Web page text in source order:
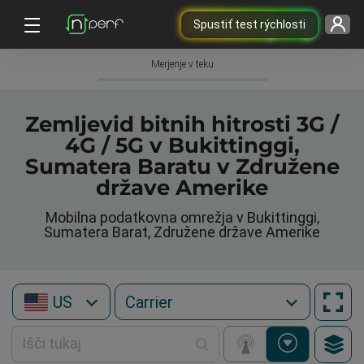
Spustiť test rýchlosti
Merjenje v teku
Zemljevid bitnih hitrosti 3G /
4G / 5G v Bukittinggi,
Sumatera Baratu v Združene
države Amerike
Mobilna podatkovna omrežja v Bukittinggi,
Sumatera Barat, Združene države Amerike
US